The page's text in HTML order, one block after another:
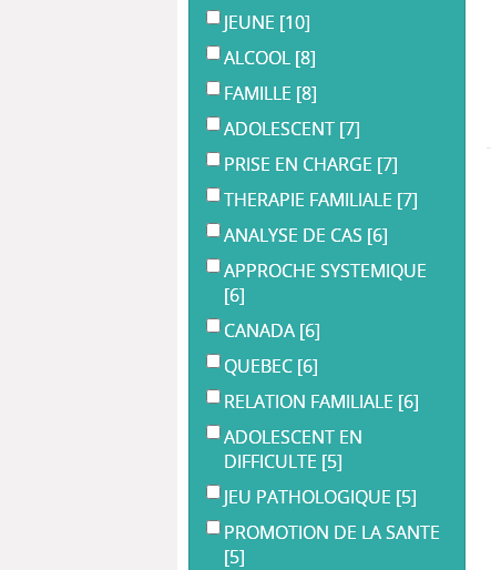
JEUNE [10]
ALCOOL [8]
FAMILLE [8]
ADOLESCENT [7]
PRISE EN CHARGE [7]
THERAPIE FAMILIALE [7]
ANALYSE DE CAS [6]
APPROCHE SYSTEMIQUE
[6]
CANADA [6]
QUEBEC [6]
RELATION FAMILIALE [6]
ADOLESCENT EN
DIFFICULTE [5]
JEU PATHOLOGIQUE [5]
PROMOTION DE LA SANTE
[5]